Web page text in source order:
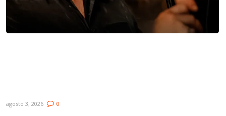
agosto 3, 2026 0